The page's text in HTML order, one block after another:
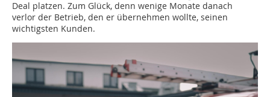
Deal platzen. Zum Glück, denn wenige Monate danach
verlor der Betrieb, den er übernehmen wollte, seinen
wichtigsten Kunden.